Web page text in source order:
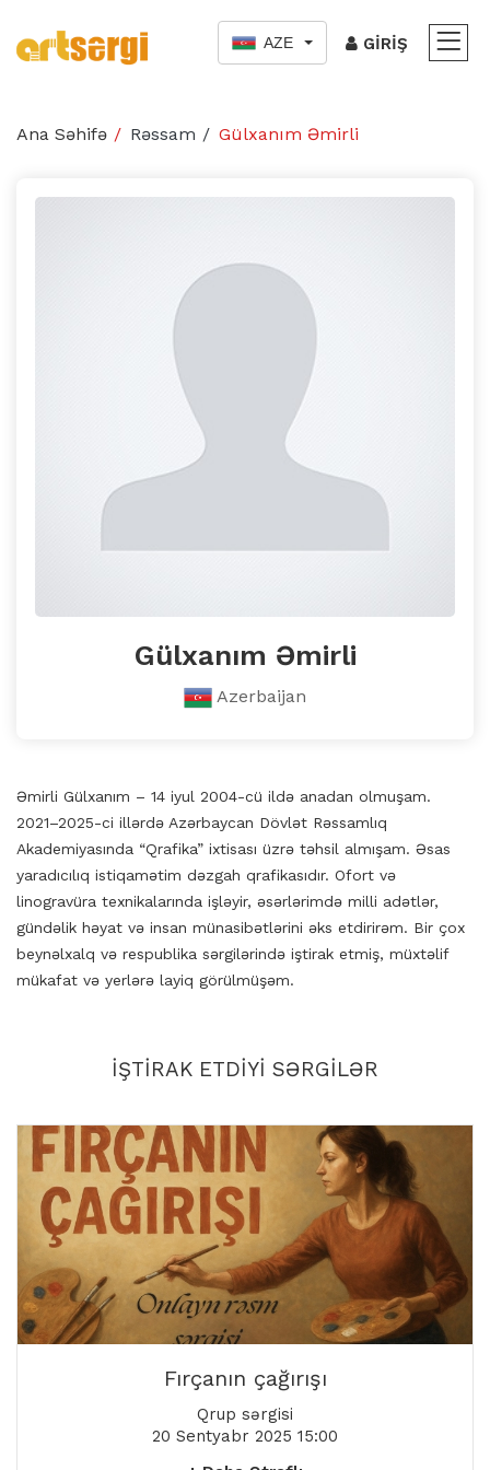
AZE GIRIŞ
Ana Səhifə Rəssam Gülxanım Əmirli
Gülxanım Əmirli
Azerbaijan
Əmirli Gülxanım – 14 iyul 2004-cü ildə anadan olmuşam.
2021–2025-ci illərdə Azərbaycan Dövlət Rəssamlıq
Akademiyasında “Qrafika” ixtisası üzrə təhsil almışam. Əsas
yaradıcılıq istiqamətim dəzgah qrafikasıdır. Ofort və
linogravüra texnikalarında işləyir, əsərlərimdə milli adətlər,
gündəlik həyat və insan münasibətlərini əks etdirirəm. Bir çox
beynəlxalq və respublika sərgilərində iştirak etmiş, müxtəlif
mükafat və yerlərə layiq görülmüşəm.
İŞTIRAK ETDIYI SƏRGILƏR
Fırçanın çağırışı
Qrup sərgisi
20 Sentyabr 2025 15:00